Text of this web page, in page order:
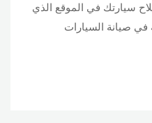
سيارتك في الموقع الذي
صيانة السيارات